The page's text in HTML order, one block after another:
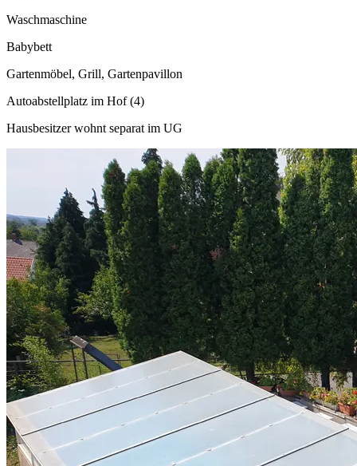
Waschmaschine
Babybett
Gartenmöbel, Grill, Gartenpavillon
Autoabstellplatz im Hof (4)
Hausbesitzer wohnt separat im UG